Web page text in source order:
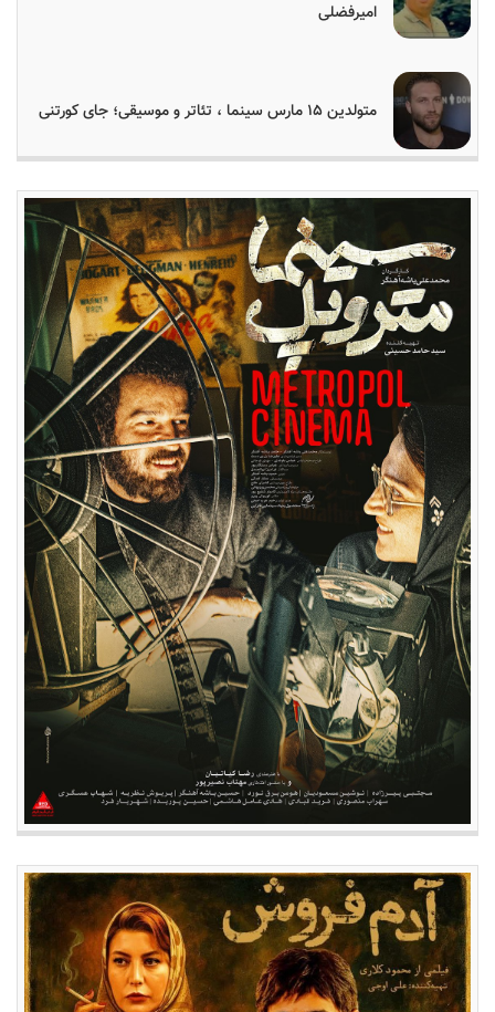
امیرفضلی
متولدین ۱۵ مارس سینما ، تئاتر و موسیقی؛ جای کورتنی